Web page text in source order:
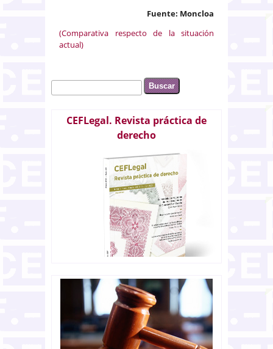
Fuente: Moncloa
(Comparativa respecto de la situación
actual)
Formulario de búsqueda
Buscar
CEFLegal. Revista práctica de
derecho